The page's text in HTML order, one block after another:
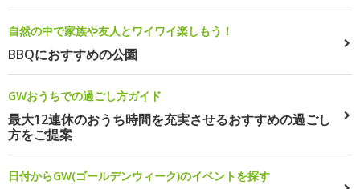
自然の中で家族や友人とワイワイ楽しもう！
BBQにおすすめの公園
GWおうちでの過ごし方ガイド
最大12連休のおうち時間を充実させるおすすめの過ごし
方をご提案
日付からGW(ゴールデンウィーク)のイベントを探す